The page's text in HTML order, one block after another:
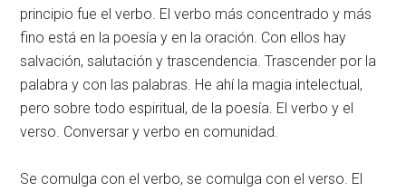
principio fue el verbo. El verbo más concentrado y más
fino está en la poesía y en la oración. Con ellos hay
salvación, salutación y trascendencia. Trascender por la
palabra y con las palabras. He ahí la magia intelectual,
pero sobre todo espiritual, de la poesía. El verbo y el
verso. Conversar y verbo en comunidad.
Se comulga con el verbo, se comulga con el verso. El